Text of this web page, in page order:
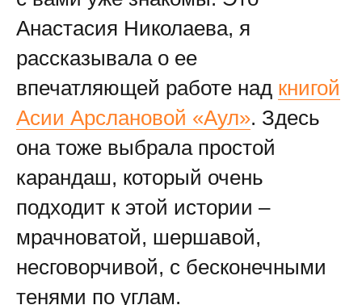
Анастасия Николаева, я
рассказывала о ее
впечатляющей работе над книгой
Асии Арслановой «Аул». Здесь
она тоже выбрала простой
карандаш, который очень
подходит к этой истории –
мрачноватой, шершавой,
несговорчивой, с бесконечными
тенями по углам.